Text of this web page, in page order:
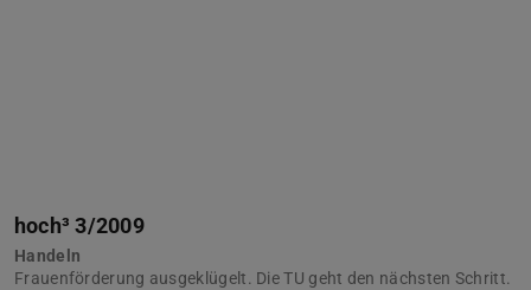
hoch³ 3/2009
Handeln
Frauenförderung ausgeklügelt. Die TU geht den nächsten Schritt.